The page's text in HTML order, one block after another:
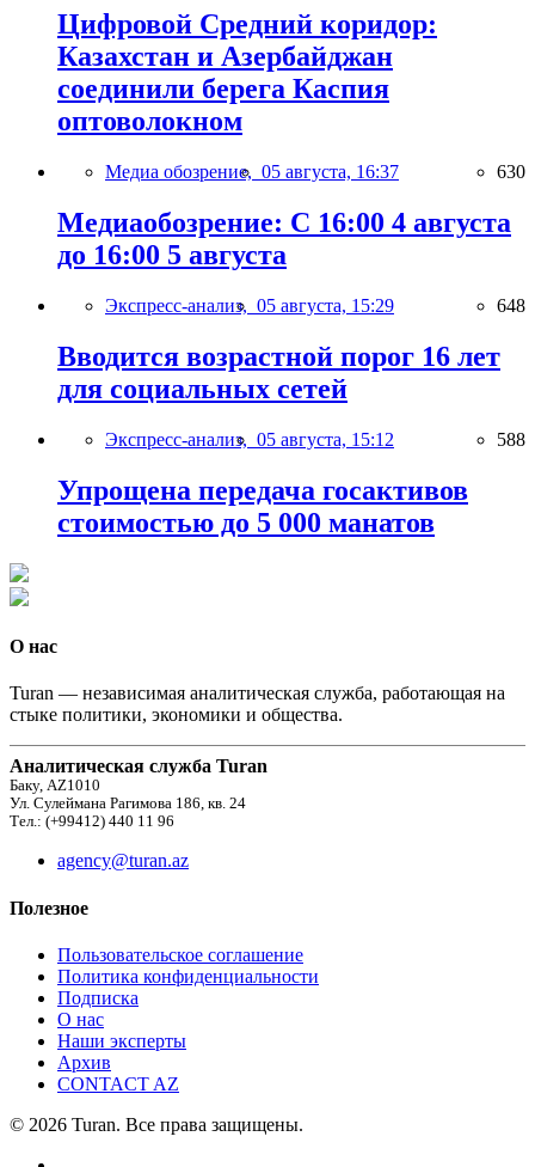
Цифровой Средний коридор:
Казахстан и Азербайджан
соединили берега Каспия
оптоволокном
Медиа обозрение, 05 августа, 16:37 630
Медиаобозрение: С 16:00 4 августа
до 16:00 5 августа
Экспресс-анализ, 05 августа, 15:29 648
Вводится возрастной порог 16 лет
для социальных сетей
Экспресс-анализ, 05 августа, 15:12 588
Упрощена передача госактивов
стоимостью до 5 000 манатов
О нас
Turan — независимая аналитическая служба, работающая на
стыке политики, экономики и общества.
Аналитическая служба Turan
Баку, AZ1010
Ул. Сулеймана Рагимова 186, кв. 24
Тел.: (+99412) 440 11 96
agency@turan.az
Полезное
Пользовательское соглашение
Политика конфиденциальности
Подписка
О нас
Наши эксперты
Архив
CONTACT AZ
© 2026 Turan. Все права защищены.